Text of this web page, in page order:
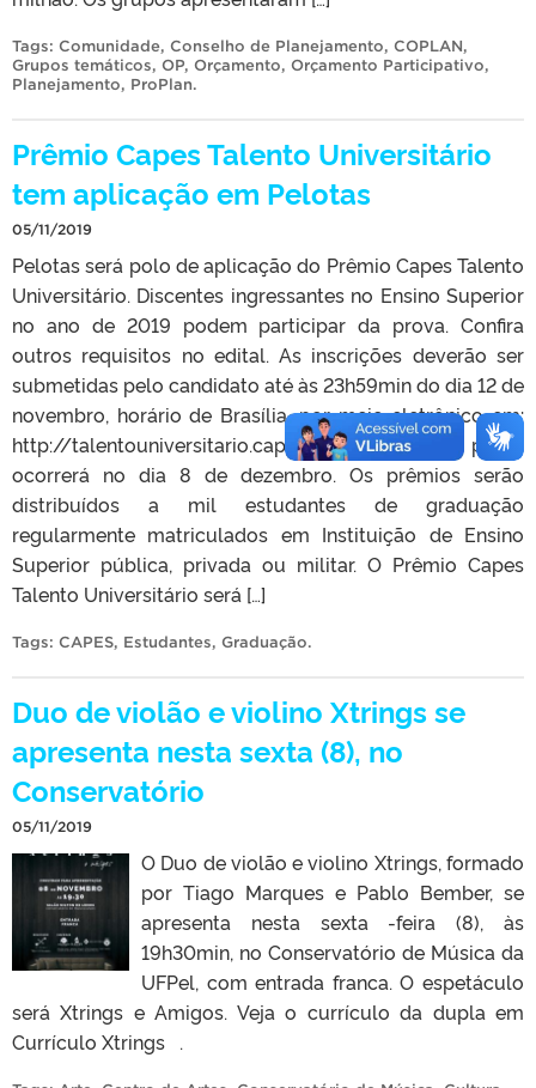
Tags: Comunidade, Conselho de Planejamento, COPLAN,
Grupos temáticos, OP, Orçamento, Orçamento Participativo,
Planejamento, ProPlan.
Prêmio Capes Talento Universitário
tem aplicação em Pelotas
05/11/2019
Pelotas será polo de aplicação do Prêmio Capes Talento
Universitário. Discentes ingressantes no Ensino Superior
no ano de 2019 podem participar da prova. Confira
outros requisitos no edital. As inscrições deverão ser
submetidas pelo candidato até às 23h59min do dia 12 de
novembro, horário de Brasília, por meio eletrônico em:
http://talentouniversitario.capes.gov.br. A prova
ocorrerá no dia 8 de dezembro. Os prêmios serão
distribuídos a mil estudantes de graduação
regularmente matriculados em Instituição de Ensino
Superior pública, privada ou militar. O Prêmio Capes
Talento Universitário será […]
Tags: CAPES, Estudantes, Graduação.
Duo de violão e violino Xtrings se
apresenta nesta sexta (8), no
Conservatório
05/11/2019
O Duo de violão e violino Xtrings, formado
por Tiago Marques e Pablo Bember, se
apresenta nesta sexta -feira (8), às
19h30min, no Conservatório de Música da
UFPel, com entrada franca. O espetáculo
será Xtrings e Amigos. Veja o currículo da dupla em
Currículo Xtrings .